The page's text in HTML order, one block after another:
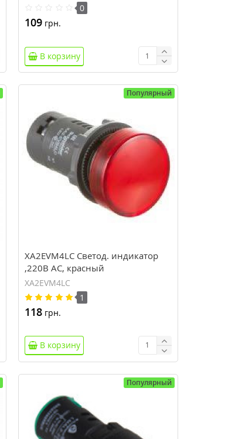
0
109 грн.
В корзину
Популярный
XA2EVM4LC Светод. индикатор
,220В AC, красный
XA2EVM4LC
1
118 грн.
В корзину
Популярный